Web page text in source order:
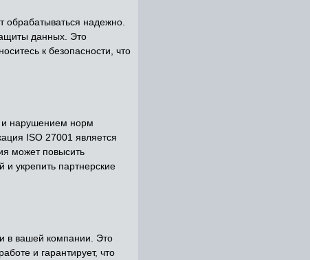
обрабатываться надежно.
данных. Это
к безопасности, что
и нарушением норм
ISO 27001 является
может повысить
укрепить партнерские
в вашей компании. Это
и гарантирует, что